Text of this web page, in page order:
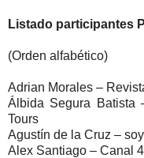
Listado participantes
(Orden alfabético)
Adrian Morales –
Álbida Segura Batista
Tours
Agustín de la Cruz –
Alex Santiago – Canal